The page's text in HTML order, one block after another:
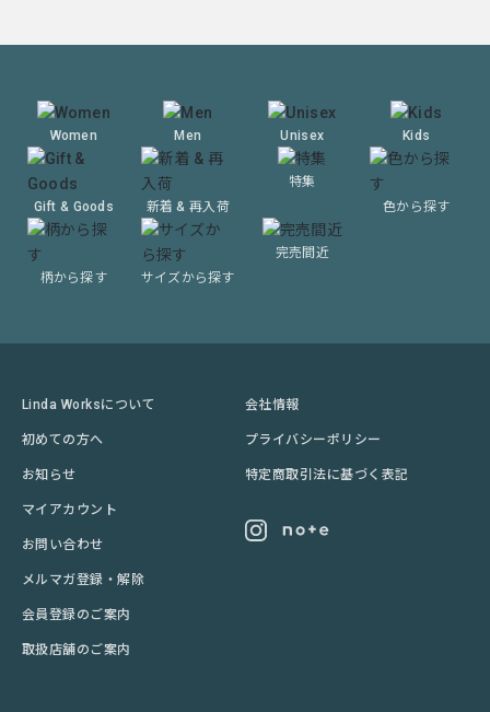
Women Men Unisex Kids
Gift & Goods 新着 & 再入荷
特集
色から探す
柄から探す サイズから探す
完売間近
Linda Worksについて
初めての方へ
お知らせ
マイアカウント
お問い合わせ
メルマガ登録・解除
会員登録のご案内
取扱店舗のご案内
会社情報
プライバシーポリシー
特定商取引法に基づく表記